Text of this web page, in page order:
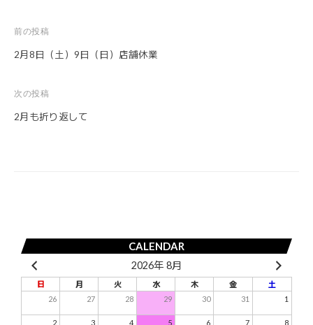
投
稿
ナ
ビ
ン
前の投稿
2月8日（土）9日（日）店舗休業
次の投稿
2月も折り返して
CALENDAR
2026年 8月
日 月 火 水 木 金
土
26
27 28 29 30 31 1
2 3 4 5 6 7 8